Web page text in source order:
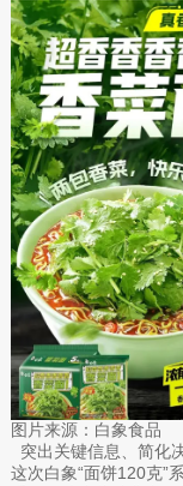
图片来源：白象食品
突出关键信息、简化
这次白象“面饼120克”